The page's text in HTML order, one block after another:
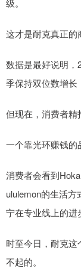
级。
这才是耐克真正的
数据是最好说明，
季保持双位数增长
但现在，消费者精
一个靠光环赚钱的
消费者会看到
ululemon的生活
宁在专业线上的进
时至今日，耐克
不起的。